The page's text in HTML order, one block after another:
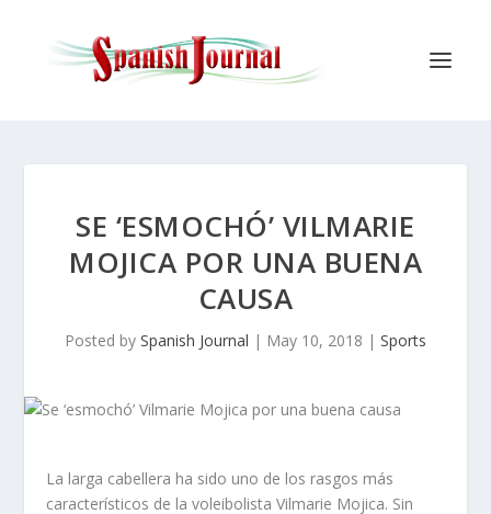
SE ‘ESMOCHÓ’ VILMARIE
MOJICA POR UNA BUENA
CAUSA
Posted by Spanish Journal | May 10, 2018 | Sports
La larga cabellera ha sido uno de los rasgos más
característicos de la voleibolista Vilmarie Mojica. Sin